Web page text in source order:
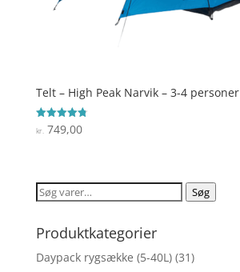
Telt – High Peak Narvik – 3-4 personer
Vurderet
4.8
kr. 749,00
Søg
Søg
Produktkategorier
Daypack rygsække (5-40L) (31)